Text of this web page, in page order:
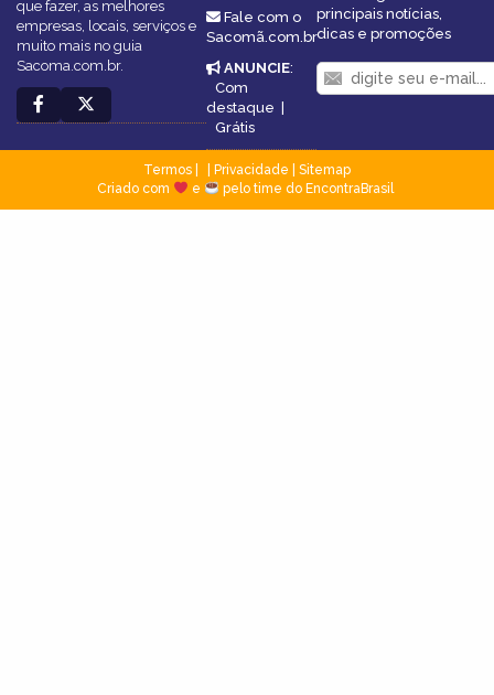
que fazer, as melhores
empresas, locais, serviços e
muito mais no guia
Sacoma.com.br.
Fale com o
Sacomã.com.br
ANUNCIE:
Com
destaque
Grátis
principais notícias,
dicas e promoções
Termos Privacidade
Sitemap
Criado com
e pelo time do EncontraBrasil